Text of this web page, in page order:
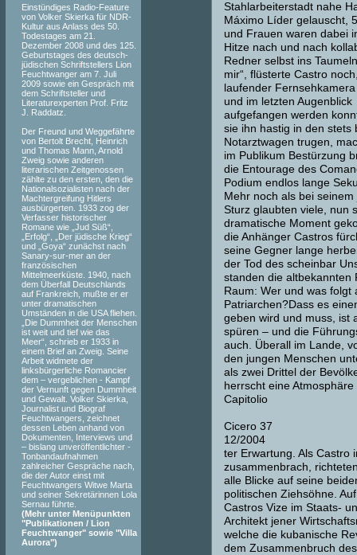
Einstündiges Radio-Feature
von Volker Skierka für NDR-
Kultur aus Anlass des 50.
Todestages am 21.
Dezember 2008 und des 125.
Geburtstages des deutsch-
jüdischen Schriftstellers Lion
Feuchtwanger am 7. Juli
2009 sowie ein Gespräch mit
dem Schriftsteller und
Literaturexperten Prof. Fritz
J. Raddatz.
Der Freund und Weggefährte
von Bertolt Brecht, Heinrich
und Thomas Mann, Arnold
Zweig sowie anderen
literarischen Zeitgenossen
zählte zu den ersten, den die
Nationalsozialisten nach der
Machtergreifung Hitlers
ausbürgerten. 1933 zog der
Verfasser historischer
Romane wie „Jud Süß“,
„Erfolg“, „Der jüdische Krieg“
und „Goya“ zunächst nach
Sanary-sur-mer an der
französischen
Mittelmeerküste. 1940, nach
dem Überfall Deutschlands
auf Frankreich, mußte er er
unter dramatischen
Umständen in die USA fliehen.
„Die Dummheit der Menschen
ist weit und tief wie das
Meer“, schrieb er 1933 in
einem Brief an Zweig. Seine
Arbeit widmete der
linksbürgerliche Romancier
dem – vergeblichen - Kampf
der Vernunft gegen Dummheit
und Gewalt. Volker Skierka,
Journalist und Biograf
Feuchtwangers, zeichnet
dessen Leben anhand von
Dokumenten, Interviews und
– bislang unveröffentlichter -
Tonbandaufnahmen
zahlreicher Gespräche nach,
die der Autor einst mit
Feuchtwangers Witwe Marta
und seiner Sekretärinnen Lola
Sernau führte.
(Mehr unter Menüpunkten
"Publikationen / Lion
Feuchtwanger" sowie "Villa
Aurora")
Stahlarbeiterstadt nahe
Máximo Líder gelauscht,
und Frauen waren dabei
Hitze nach und nach
Redner selbst ins
mir“, flüsterte Castro
laufender
und im letzten Augenblick
aufgefangen werden
sie ihn hastig in den stets
Notarztwagen trugen,
im Publikum Bestürzung
die Entourage des
Podium endlos lange
Mehr noch als bei seinem
Sturz glaubten viele, nun
dramatische Moment
die Anhänger Castros
seine Gegner lange
der Tod des scheinbar
standen die altbekannten
Raum: Wer und was folgt
Patriarchen?Dass es
geben wird und muss, ist
spüren – und die
auch. Überall im Lande,
den jungen Menschen
als zwei Drittel der
herrscht eine
Capitolio
Cicero 37
12/2004
ter Erwartung. Als Castro
zusammenbrach,
alle Blicke auf seine
politischen Ziehsöhne.
Castros Vize im Staats-
Architekt jener
welche die kubanische
dem Zusammenbruch